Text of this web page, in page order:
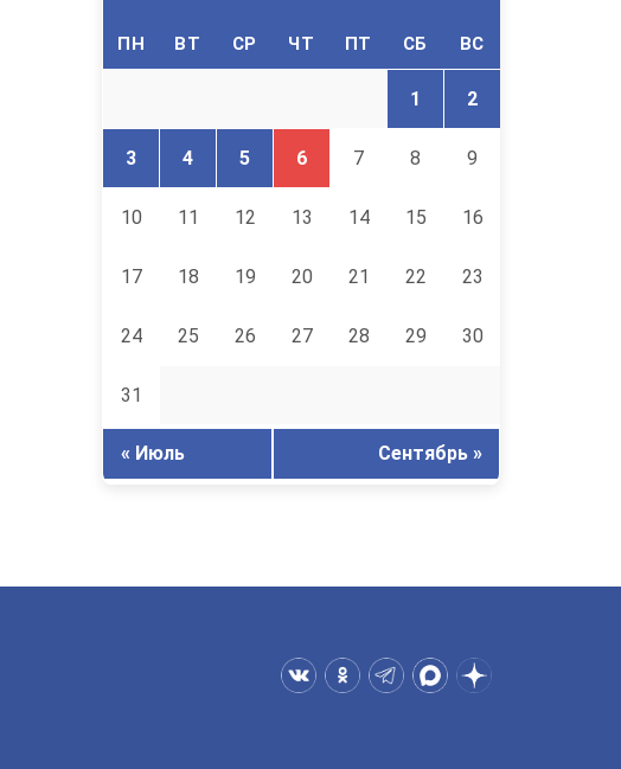
ПН ВТ СР ЧТ ПТ СБ ВС
1 2
3 4 5 6 7 8 9
10 11 12 13 14 15 16
17 18 19 20 21 22 23
24 25 26 27 28 29 30
31
« Июль Сентябрь »